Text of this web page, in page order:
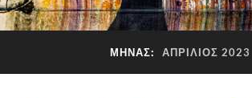
ΜΉΝΑΣ: ΑΠΡΊΛΙΟΣ 2023